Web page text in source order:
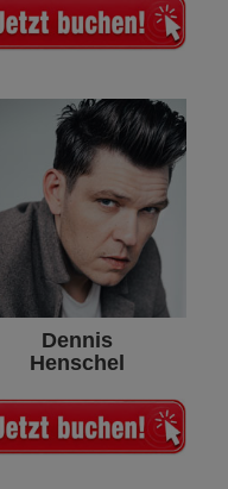
Dennis
Henschel